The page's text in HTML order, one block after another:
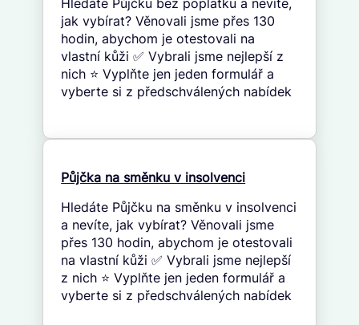
Hledáte Půjčku bez poplatku a nevíte,
jak vybírat? Věnovali jsme přes 130
hodin, abychom je otestovali na
vlastní kůži ✅ Vybrali jsme nejlepší z
nich ⭐ Vyplňte jen jeden formulář a
vyberte si z předschválených nabídek
Půjčka na směnku v insolvenci
Hledáte Půjčku na směnku v insolvenci
a nevíte, jak vybírat? Věnovali jsme
přes 130 hodin, abychom je otestovali
na vlastní kůži ✅ Vybrali jsme nejlepší
z nich ⭐ Vyplňte jen jeden formulář a
vyberte si z předschválených nabídek